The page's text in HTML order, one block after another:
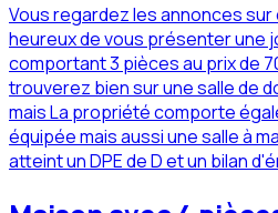
Vous regardez les annonces sur
heureux de vous présenter une
comportant 3 pièces au prix de
trouverez bien sur une salle de
mais La propriété comporte
équipée mais aussi une salle à
atteint un DPE de D et un bilan